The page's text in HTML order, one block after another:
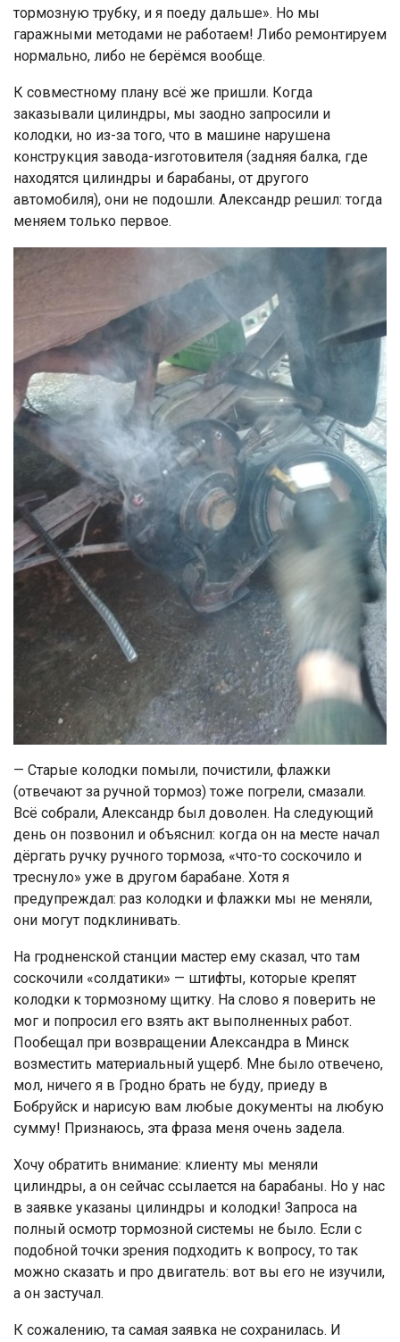
тормозную трубку, и я поеду дальше». Но мы
гаражными методами не работаем! Либо ремонтируем
нормально, либо не берёмся вообще.
К совместному плану всё же пришли. Когда
заказывали цилиндры, мы заодно запросили и
колодки, но из-за того, что в машине нарушена
конструкция завода-изготовителя (задняя балка, где
находятся цилиндры и барабаны, от другого
автомобиля), они не подошли. Александр решил: тогда
меняем только первое.
— Старые колодки помыли, почистили, флажки
(отвечают за ручной тормоз) тоже погрели, смазали.
Всё собрали, Александр был доволен. На следующий
день он позвонил и объяснил: когда он на месте начал
дёргать ручку ручного тормоза, «что-то соскочило и
треснуло» уже в другом барабане. Хотя я
предупреждал: раз колодки и флажки мы не меняли,
они могут подклинивать.
На гродненской станции мастер ему сказал, что там
соскочили «солдатики» — штифты, которые крепят
колодки к тормозному щитку. На слово я поверить не
мог и попросил его взять акт выполненных работ.
Пообещал при возвращении Александра в Минск
возместить материальный ущерб. Мне было отвечено,
мол, ничего я в Гродно брать не буду, приеду в
Бобруйск и нарисую вам любые документы на любую
сумму! Признаюсь, эта фраза меня очень задела.
Хочу обратить внимание: клиенту мы меняли
цилиндры, а он сейчас ссылается на барабаны. Но у нас
в заявке указаны цилиндры и колодки! Запроса на
полный осмотр тормозной системы не было. Если с
подобной точки зрения подходить к вопросу, то так
можно сказать и про двигатель: вот вы его не изучили,
а он застучал.
К сожалению, та самая заявка не сохранилась. И